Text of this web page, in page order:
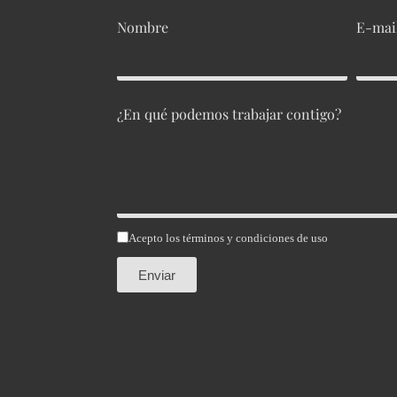
Nombre E-
¿En qué podemos trabajar contigo?
Acepto los términos y condiciones de uso
Enviar